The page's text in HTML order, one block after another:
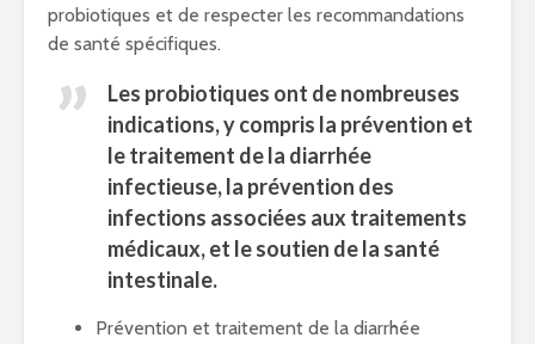
probiotiques et de respecter les recommandations
de santé spécifiques.
Les probiotiques ont de nombreuses
indications, y compris la prévention et
le traitement de la diarrhée
infectieuse, la prévention des
infections associées aux traitements
médicaux, et le soutien de la santé
intestinale.
Prévention et traitement de la diarrhée